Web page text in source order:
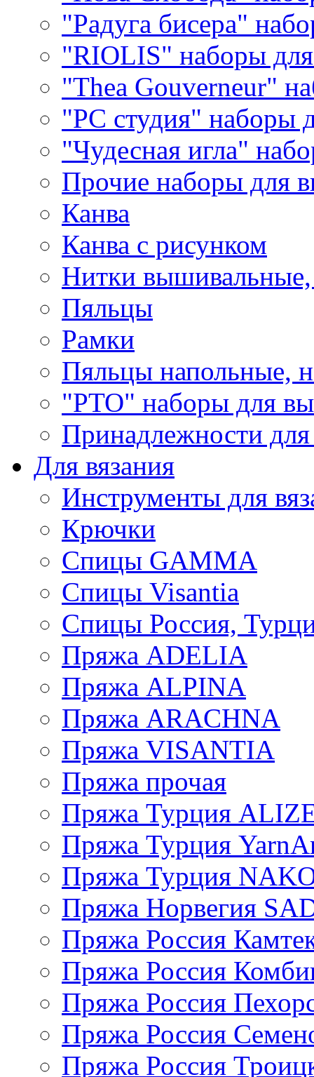
"Радуга бисера"
"RIOLIS" наборы
"Thea Gouverneur"
"РС студия" наборы
"Чудесная игла"
Прочие наборы для
Канва
Канва с рисунком
Нитки
Пяльцы
Рамки
Пяльцы напольные,
"РТО" наборы для
Принадлежности
Для вязания
Инструменты для
Крючки
Спицы GAMMA
Спицы Visantia
Спицы Россия,
Пряжа ADELIA
Пряжа ALPINA
Пряжа ARACHNA
Пряжа VISANTIA
Пряжа прочая
Пряжа Турция
Пряжа Турция
Пряжа Турция
Пряжа Норвегия
Пряжа Россия
Пряжа Россия
Пряжа Россия
Пряжа Россия
Пряжа Россия